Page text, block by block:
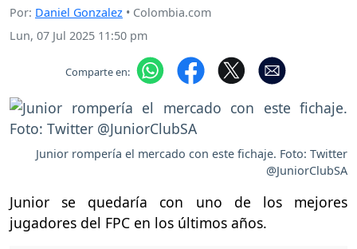
Por: Daniel Gonzalez • Colombia.com
Lun, 07 Jul 2025 11:50 pm
Comparte en:
Junior rompería el mercado con este fichaje. Foto: Twitter
@JuniorClubSA
Junior se quedaría con uno de los mejores
jugadores del FPC en los últimos años.